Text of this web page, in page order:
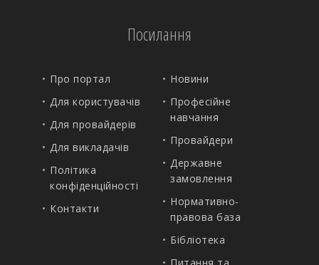
Посилання
Про портал
Для користувачів
Для провайдерів
Для викладачів
Політика
конфіденційності
Контакти
Новини
Професійне
навчання
Провайдери
Державне
замовлення
Нормативно-
правова база
Бібліотека